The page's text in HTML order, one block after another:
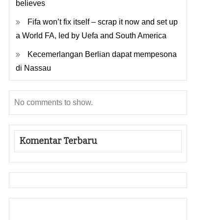
believes
Fifa won’t fix itself – scrap it now and set up
a World FA, led by Uefa and South America
Kecemerlangan Berlian dapat mempesona
di Nassau
No comments to show.
Komentar Terbaru